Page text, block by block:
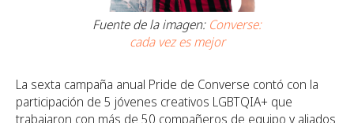
Fuente de la imagen: Converse:
cada vez es mejor
La sexta campaña anual Pride de Converse contó con la
participación de 5 jóvenes creativos LGBTQIA+ que
trabajaron con más de 50 compañeros de equipo y aliados